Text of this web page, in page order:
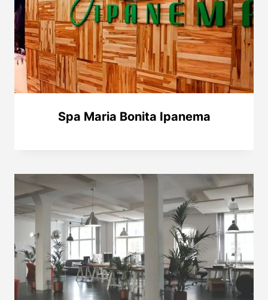
Spa Maria Bonita Ipanema